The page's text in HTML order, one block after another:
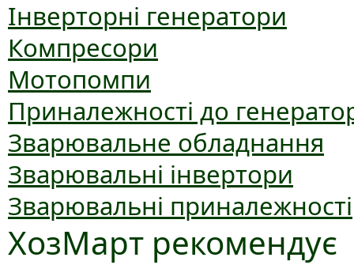
Інверторні генератори
Компресори
Мотопомпи
Приналежності до
Зварювальне обладнання
Зварювальні інвертори
Зварювальні приналежності
ХозМарт рекомендує